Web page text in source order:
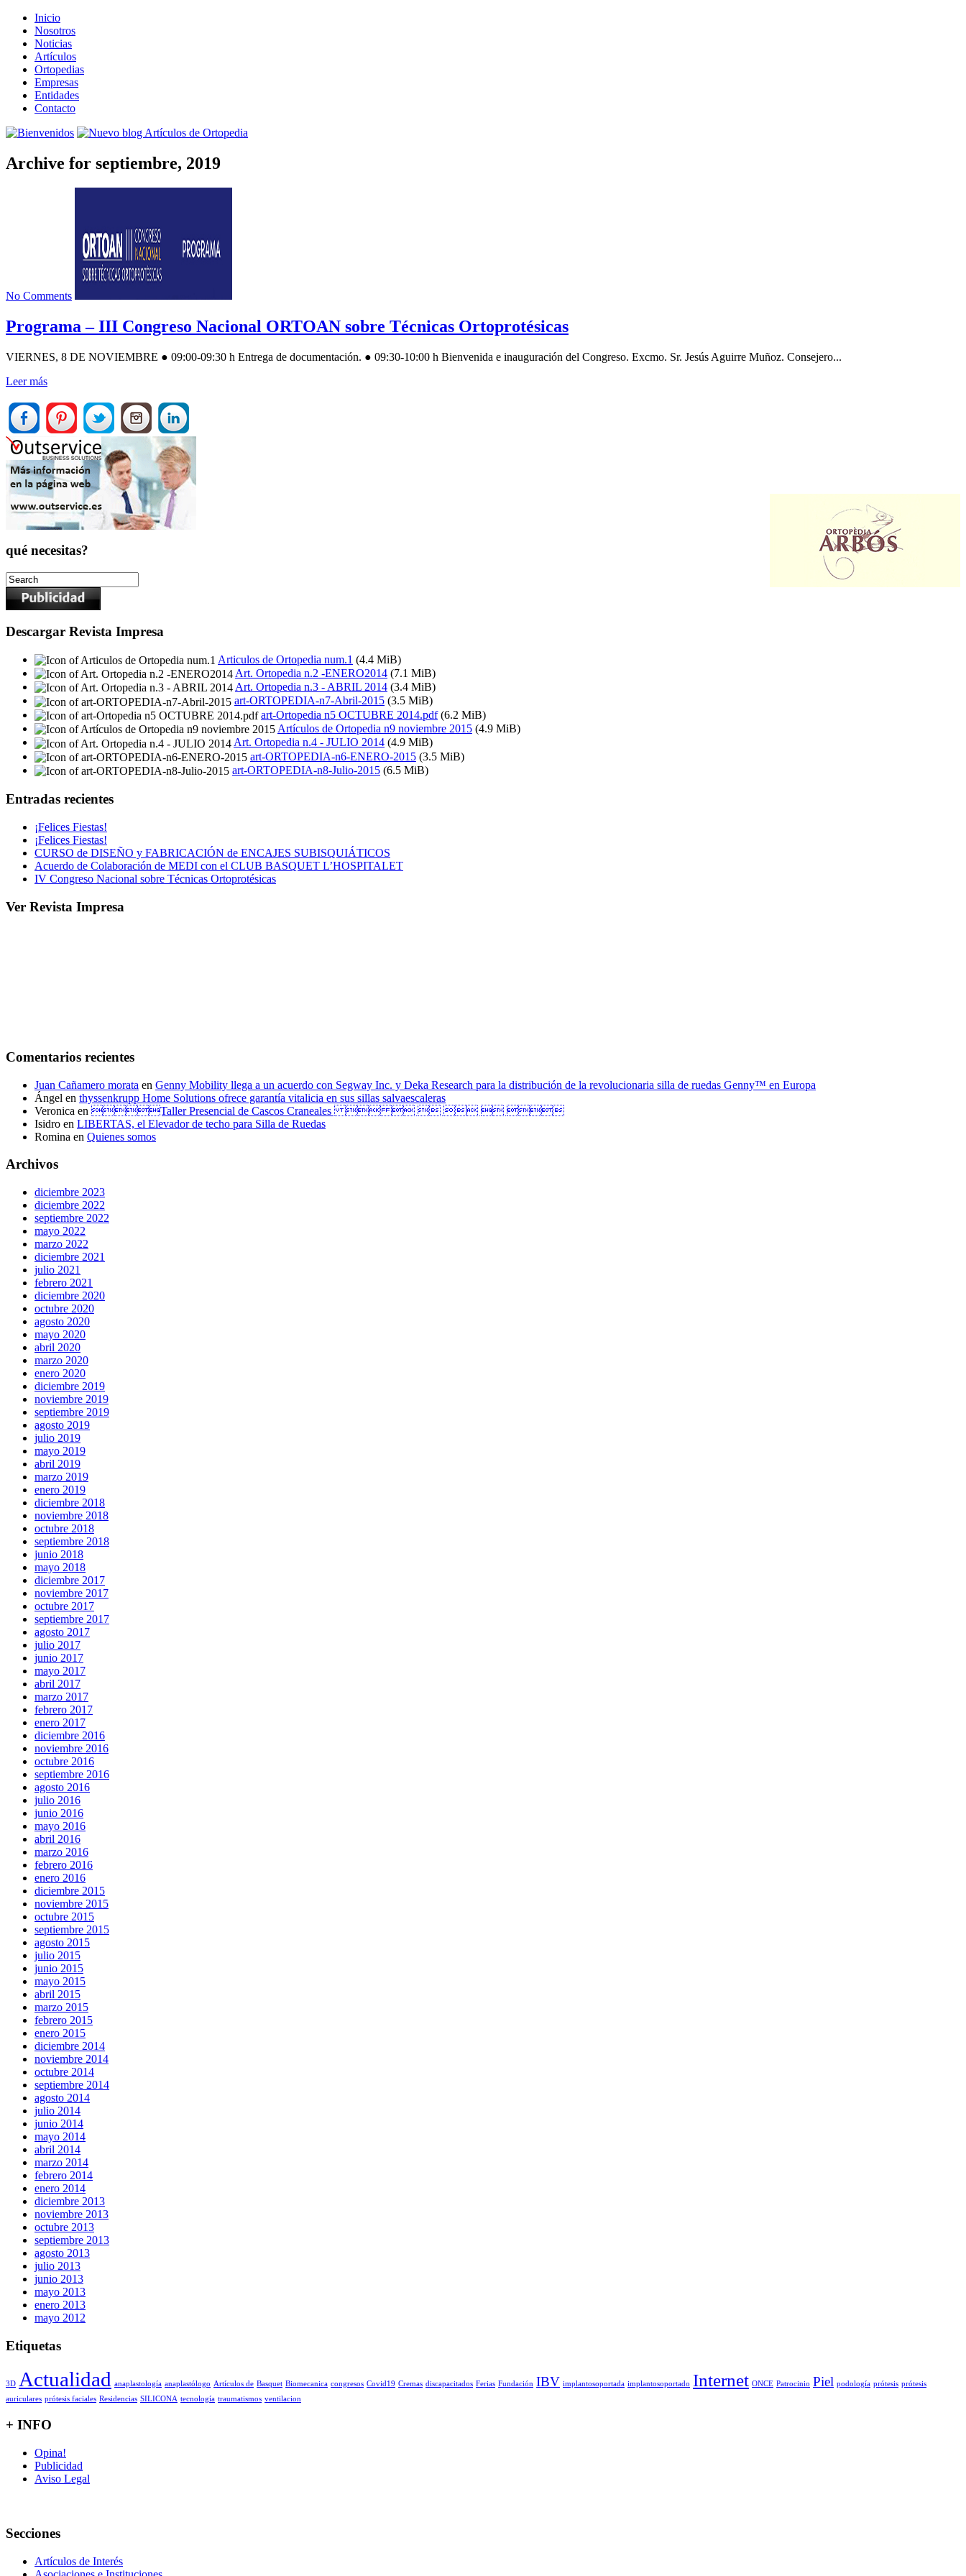
Inicio
Nosotros
Noticias
Artículos
Ortopedias
Empresas
Entidades
Contacto
Archive for septiembre, 2019
No Comments
Programa – III Congreso Nacional ORTOAN sobre Técnicas Ortoprotésicas
VIERNES, 8 DE NOVIEMBRE ● 09:00-09:30 h Entrega de documentación. ● 09:30-10:00 h Bienvenida e inauguración del Congreso. Excmo. Sr. Jesús Aguirre Muñoz. Consejero...
Leer más
qué necesitas?
Descargar Revista Impresa
Articulos de Ortopedia num.1 (4.4 MiB)
Art. Ortopedia n.2 -ENERO2014 (7.1 MiB)
Art. Ortopedia n.3 - ABRIL 2014 (3.4 MiB)
art-ORTOPEDIA-n7-Abril-2015 (3.5 MiB)
art-Ortopedia n5 OCTUBRE 2014.pdf(6.2 MiB)
Artículos de Ortopedia n9 noviembre 2015 (4.9 MiB)
Art. Ortopedia n.4 - JULIO 2014 (4.9 MiB)
art-ORTOPEDIA-n6-ENERO-2015 (3.5 MiB)
art-ORTOPEDIA-n8-Julio-2015 (6.5 MiB)
Entradas recientes
¡Felices Fiestas!
¡Felices Fiestas!
CURSO de DISEÑO y FABRICACIÓN de ENCAJES SUBISQUIÁTICOS
Acuerdo de Colaboración de MEDI con el CLUB BASQUET L’HOSPITALET
IV Congreso Nacional sobre Técnicas Ortoprotésicas
Ver Revista Impresa
Comentarios recientes
Juan Cañamero morata en Genny Mobility llega a un acuerdo con Segway Inc. y Deka Research para la distribución de la revolucionaria silla de ruedas Genny™ en Europa
Ángel en thyssenkrupp Home Solutions ofrece garantía vitalicia en sus sillas salvaescaleras
Veronica en Taller Presencial de Cascos Craneales      
Isidro en LIBERTAS, el Elevador de techo para Silla de Ruedas
Romina en Quienes somos
Archivos
diciembre 2023
diciembre 2022
septiembre 2022
mayo 2022
marzo 2022
diciembre 2021
julio 2021
febrero 2021
diciembre 2020
octubre 2020
agosto 2020
mayo 2020
abril 2020
marzo 2020
enero 2020
diciembre 2019
noviembre 2019
septiembre 2019
agosto 2019
julio 2019
mayo 2019
abril 2019
marzo 2019
enero 2019
diciembre 2018
noviembre 2018
octubre 2018
septiembre 2018
junio 2018
mayo 2018
diciembre 2017
noviembre 2017
octubre 2017
septiembre 2017
agosto 2017
julio 2017
junio 2017
mayo 2017
abril 2017
marzo 2017
febrero 2017
enero 2017
diciembre 2016
noviembre 2016
octubre 2016
septiembre 2016
agosto 2016
julio 2016
junio 2016
mayo 2016
abril 2016
marzo 2016
febrero 2016
enero 2016
diciembre 2015
noviembre 2015
octubre 2015
septiembre 2015
agosto 2015
julio 2015
junio 2015
mayo 2015
abril 2015
marzo 2015
febrero 2015
enero 2015
diciembre 2014
noviembre 2014
octubre 2014
septiembre 2014
agosto 2014
julio 2014
junio 2014
mayo 2014
abril 2014
marzo 2014
febrero 2014
enero 2014
diciembre 2013
noviembre 2013
octubre 2013
septiembre 2013
agosto 2013
julio 2013
junio 2013
mayo 2013
enero 2013
mayo 2012
Etiquetas
3D Actualidad anaplastología anaplastólogo Artículos de Basquet Biomecanica congresos Covid19 Cremas discapacitados Ferias Fundación IBV implantosoportada implantosoportado Internet ONCE Patrocinio Piel podología prótesis prótesis
auriculares prótesis faciales Residencias SILICONA tecnología traumatismos ventilacion
+ INFO
Opina!
Publicidad
Aviso Legal
Secciones
Artículos de Interés